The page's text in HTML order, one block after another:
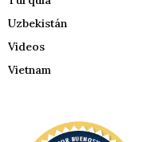
Uzbekistán
Videos
Vietnam